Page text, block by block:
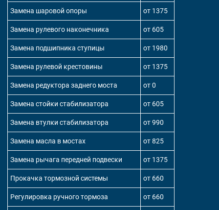
Замена шаровой опоры от 1375
Замена рулевого наконечника от 605
Замена подшипника ступицы от 1980
Замена рулевой крестовины от 1375
Замена редуктора заднего моста от 0
Замена стойки стабилизатора от 605
Замена втулки стабилизатора от 990
Замена масла в мостах от 825
Замена рычага передней подвески от 1375
Прокачка тормозной системы от 660
Регулировка ручного тормоза от 660